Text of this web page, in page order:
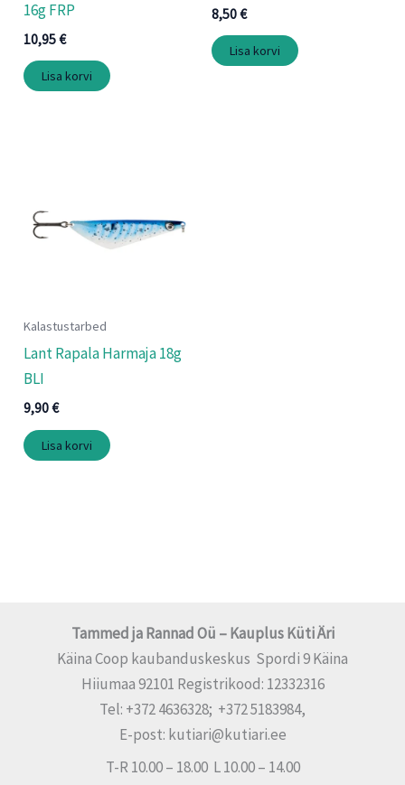
16g FRP
10,95€
Lisa korvi
8,50€
Lisa korvi
Kalastustarbed
Lant Rapala Harmaja 18g
BLI
9,90€
Lisa korvi
Tammed ja Rannad Oü – Kauplus Küti Äri
Käina Coop kaubanduskeskus Spordi 9 Käina
Hiiumaa 92101 Registrikood: 12332316
Tel: +372 4636328; +372 5183984,
E-post: kutiari@kutiari.ee
T-R 10.00 – 18.00 L 10.00 – 14.00